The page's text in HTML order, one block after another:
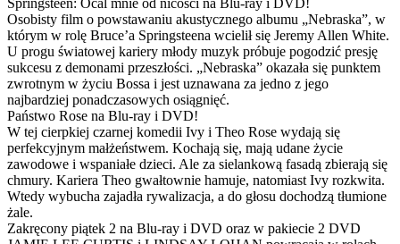
Springsteen: Ocal mnie od nicości na Blu-ray i DVD!
Osobisty film o powstawaniu akustycznego albumu „Nebraska”, w
którym w rolę Bruce’a Springsteena wcielił się Jeremy Allen White.
U progu światowej kariery młody muzyk próbuje pogodzić presję
sukcesu z demonami przeszłości. „Nebraska” okazała się punktem
zwrotnym w życiu Bossa i jest uznawana za jedno z jego
najbardziej ponadczasowych osiągnięć.
Państwo Rose na Blu-ray i DVD!
W tej cierpkiej czarnej komedii Ivy i Theo Rose wydają się
perfekcyjnym małżeństwem. Kochają się, mają udane życie
zawodowe i wspaniałe dzieci. Ale za sielankową fasadą zbierają się
chmury. Kariera Theo gwałtownie hamuje, natomiast Ivy rozkwita.
Wtedy wybucha zajadła rywalizacja, a do głosu dochodzą tłumione
żale.
Zakręcony piątek 2 na Blu-ray i DVD oraz w pakiecie 2 DVD